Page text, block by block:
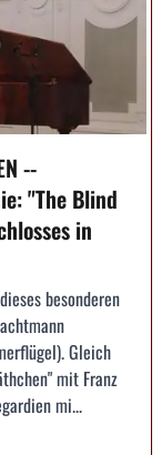
--
"The Blind
in
besonderen
Gleich
mit Franz
mi...